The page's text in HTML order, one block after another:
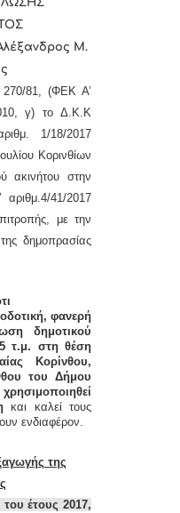
Μ.
81, (ΦΕΚ Α’
γ) το Δ.Κ.Κ
1/18/2017
Κορινθίων
ακινήτου στην
αριθμ.4/41/2017
με την
δημοπρασίας
φανερή
δημοτικού
τ.μ. στη θέση
Κορίνθου,
του Δήμου
και καλεί τους
ενδιαφέρον.
της
του έτους 2017,